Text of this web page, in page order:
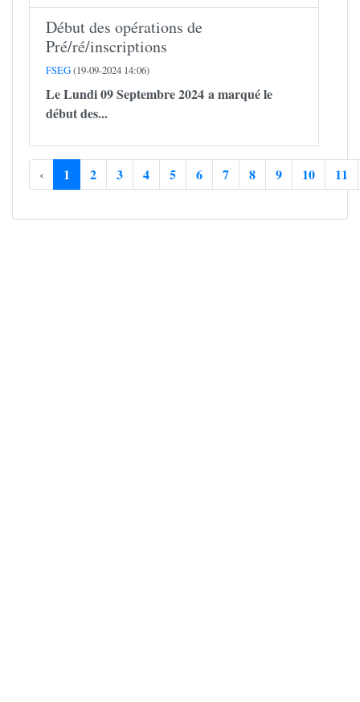
Début des opérations de
Pré/ré/inscriptions
FSEG(19-09-2024 14:06)
Le Lundi 09 Septembre 2024 a marqué le
début des...
‹ 1 2 3 4 5 6 7 8 9 10 11